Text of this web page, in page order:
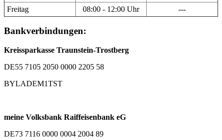
Freitag
08:00 - 12:00 Uhr ---
Bankverbindungen:
Kreissparkasse Traunstein-Trostberg
DE55 7105 2050 0000 2205 58
BYLADEM1TST
meine Volksbank Raiffeisenbank eG
DE73 7116 0000 0004 2004 89